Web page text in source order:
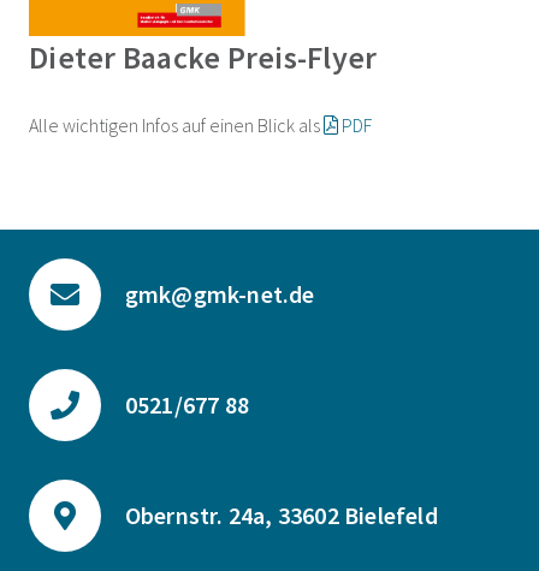
Dieter Baacke Preis-Flyer
Alle wichtigen Infos auf einen Blick als PDF
gmk@gmk-net.de
0521/677 88
Obernstr. 24a, 33602 Bielefeld